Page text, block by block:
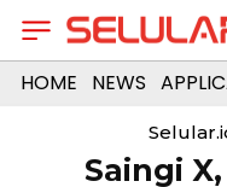
HOME NEWS
Saingi